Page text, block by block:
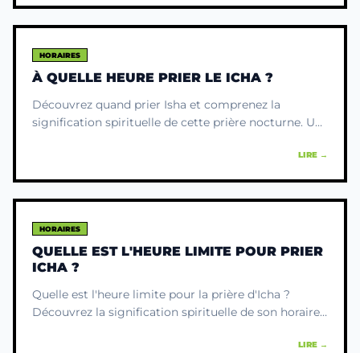
HORAIRES
À QUELLE HEURE PRIER LE ICHA ?
Découvrez quand prier Isha et comprenez la
signification spirituelle de cette prière nocturne. Un
LIRE →
HORAIRES
QUELLE EST L'HEURE LIMITE POUR PRIER
ICHA ?
Quelle est l'heure limite pour la prière d'Icha ?
Découvrez la signification spirituelle de son horaire
LIRE →